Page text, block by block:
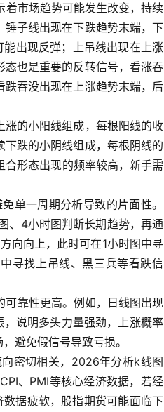
市场趋势可能发生改变，持续
子线出现在下跌趋势末端，下
出现反弹；上吊线出现在上涨
也是重要的反转信号，看涨吞
吞没出现在上涨趋势末端，后
的小阳线组成，每根阳线的收
跌的小阴线组成，每根阴线的
形态出现的频率较高，新手需
单一周期分析导致的片面性。
、4小时图判断长期趋势，再通
向向上，此时可在1小时图中寻
寻找上吊线、黑三兵等看跌信
靠性更高。例如，日线图出现
说明多头力量强劲，上涨概率
避免假信号导致亏损。
密切相关，2026年分析k线图
、PMI等核心经济数据，若经
据疲软，股指期货可能面临下